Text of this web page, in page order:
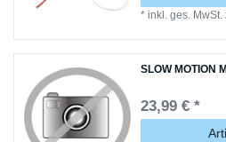
*inkl. ges. MwSt.
SLOW MOTION
23,99 € *